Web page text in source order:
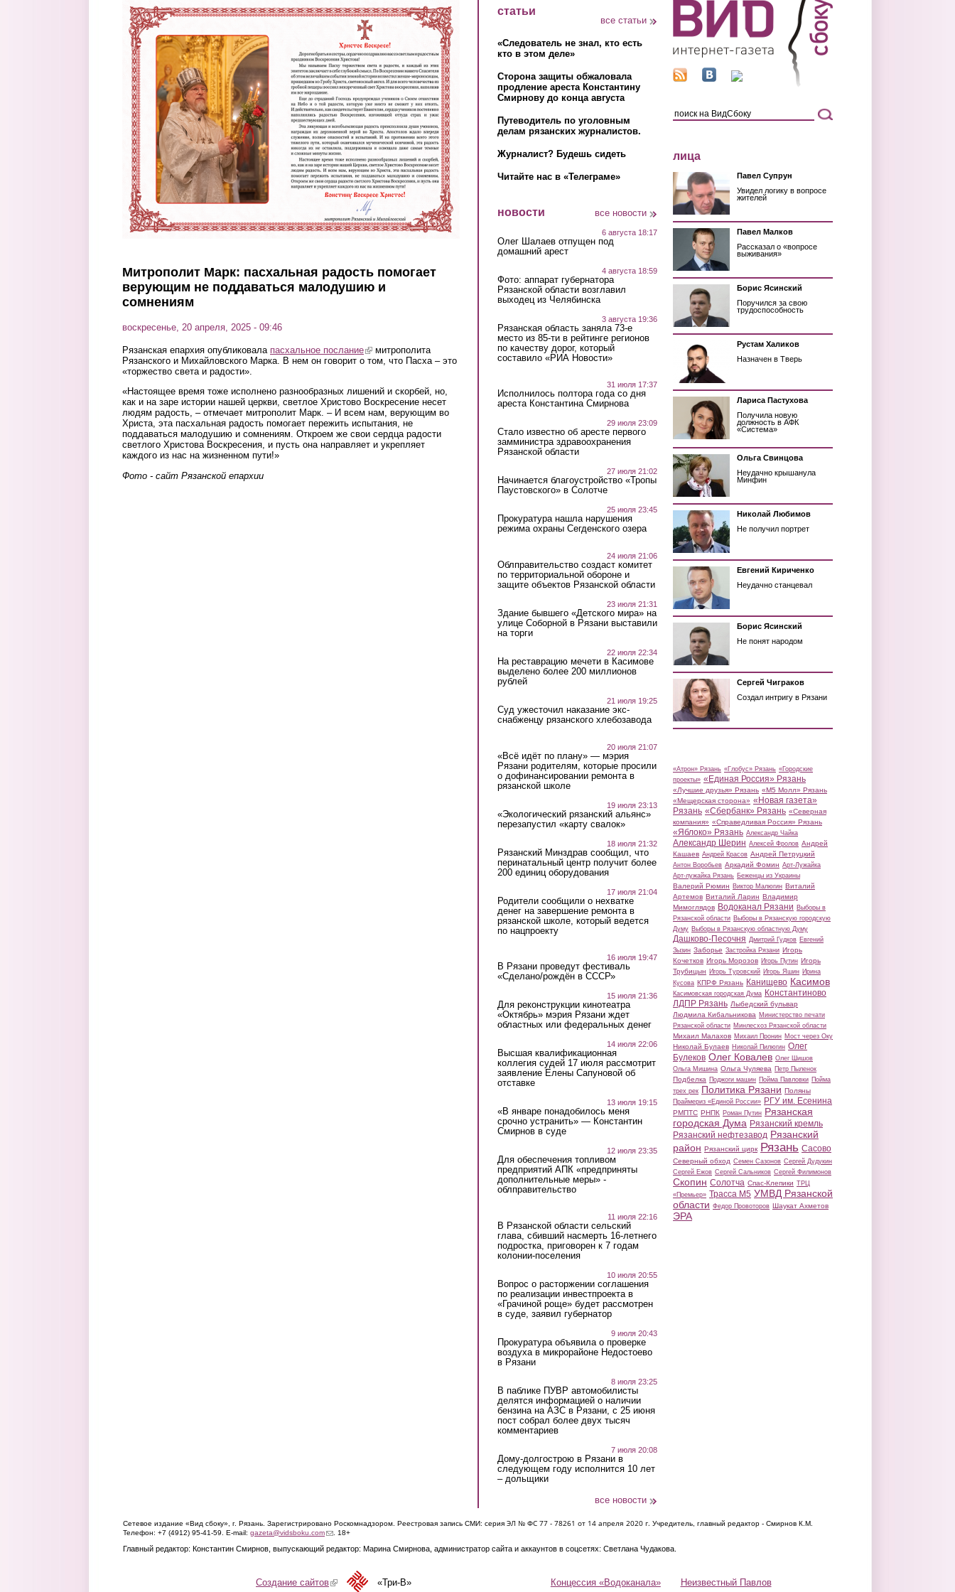
Перейти к основному содержанию
Митрополит Марк: пасхальная радость помогает
верующим не поддаваться малодушию и
сомнениям
воскресенье, 20 апреля, 2025 - 09:46
Рязанская епархия опубликовала пасхальное послание(link is external)
митрополита
Рязанского и Михайловского Марка. В нем он говорит о том, что Пасха – это
«торжество света и радости».
«Настоящее время тоже исполнено разнообразных лишений и скорбей, но,
как и на заре истории нашей церкви, светлое Христово Воскресение несет
людям радость, – отмечает митрополит Марк. – И всем нам, верующим во
Христа, эта пасхальная радость помогает пережить испытания, не
поддаваться малодушию и сомнениям. Откроем же свои сердца радости
светлого Христова Воскресения, и пусть она направляет и укрепляет
каждого из нас на жизненном пути!»
Фото - сайт Рязанской епархии
статьи
все статьи
«Следователь не знал, кто есть
кто в этом деле»
Сторона защиты обжаловала
продление ареста Константину
Смирнову до конца августа
Путеводитель по уголовным
делам рязанских журналистов.
Журналист? Будешь сидеть
Читайте нас в «Телеграме»
новости все новости
6 августа 18:17
Олег Шалаев отпущен под
домашний арест
4 августа 18:59
Фото: аппарат губернатора
Рязанской области возглавил
выходец из Челябинска
3 августа 19:36
Рязанская область заняла 73-е
место из 85-ти в рейтинге регионов
по качеству дорог, который
составило «РИА Новости»
31 июля 17:37
Исполнилось полтора года со дня
ареста Константина Смирнова
29 июля 23:09
Стало известно об аресте первого
замминистра здравоохранения
Рязанской области
27 июля 21:02
Начинается благоустройство «Тропы
Паустовского» в Солотче
25 июля 23:45
Прокуратура нашла нарушения
режима охраны Сегденского озера
24 июля 21:06
Облправительство создаст комитет
по территориальной обороне и
защите объектов Рязанской области
23 июля 21:31
Здание бывшего «Детского мира» на
улице Соборной в Рязани выставили
на торги
22 июля 22:34
На реставрацию мечети в Касимове
выделено более 200 миллионов
рублей
21 июля 19:25
Суд ужесточил наказание экс-
снабженцу рязанского хлебозавода
20 июля 21:07
«Всё идёт по плану» — мэрия
Рязани родителям, которые просили
о дофинансировании ремонта в
рязанской школе
19 июля 23:13
«Экологический рязанский альянс»
перезапустил «карту свалок»
18 июля 21:32
Рязанский Минздрав сообщил, что
перинатальный центр получит более
200 единиц оборудования
17 июля 21:04
Родители сообщили о нехватке
денег на завершение ремонта в
рязанской школе, который ведется
по нацпроекту
16 июля 19:47
В Рязани проведут фестиваль
«Сделано/рождён в СССР»
15 июля 21:36
Для реконструкции кинотеатра
«Октябрь» мэрия Рязани ждет
областных или федеральных денег
14 июля 22:06
Высшая квалификационная
коллегия судей 17 июля рассмотрит
заявление Елены Сапуновой об
отставке
13 июля 19:15
«В январе понадобилось меня
срочно устранить» — Константин
Смирнов в суде
12 июля 23:35
Для обеспечения топливом
предприятий АПК «предприняты
дополнительные меры» -
облправительство
11 июля 22:16
В Рязанской области сельский
глава, сбивший насмерть 16-летнего
подростка, приговорен к 7 годам
колонии-поселения
10 июля 20:55
Вопрос о расторжении соглашения
по реализации инвестпроекта в
«Грачиной роще» будет рассмотрен
в суде, заявил губернатор
9 июля 20:43
Прокуратура объявила о проверке
воздуха в микрорайоне Недостоево
в Рязани
8 июля 23:25
В паблике ПУВР автомобилисты
делятся информацией о наличии
бензина на АЗС в Рязани, с 25 июня
пост собрал более двух тысяч
комментариев
7 июля 20:08
Дому-долгострою в Рязани в
следующем году исполнится 10 лет
– дольщики
все новости
лица
Павел Супрун
Увидел логику в вопросе
жителей
Павел Малков
Рассказал о «вопросе
выживания»
Борис Ясинский
Поручился за свою
трудоспособность
Рустам Халиков
Назначен в Тверь
Лариса Пастухова
Получила новую
должность в АФК
«Система»
Ольга Свинцова
Неудачно крышанула
Минфин
Николай Любимов
Не получил портрет
Евгений Кириченко
Неудачно станцевал
Борис Ясинский
Не понят народом
Сергей Чиграков
Создал интригу в Рязани
«Атрон» Рязань «Глобус» Рязань «Городские
проекты» «Единая Россия» Рязань
«Лучшие друзья» Рязань «М5 Молл» Рязань
«Мещерская сторона» «Новая газета»
Рязань «Сбербанк» Рязань «Северная
компания» «Справедливая Россия» Рязань
«Яблоко» Рязань Александр Чайка
Александр Шерин Алексей Фролов Андрей
Кашаев Андрей Красов Андрей Петруцкий
Антон Воробьев Аркадий Фомин Арт-Лужайка
Арт-лужайка Рязань Беженцы из Украины
Валерий Рюмин Виктор Малюгин Виталий
Артемов Виталий Ларин Владимир
Мимоглядов Водоканал Рязани Выборы в
Рязанской области Выборы в Рязанскую городскую
Думу Выборы в Рязанскую областную Думу
Дашково-Песочня Дмитрий Гудков Евгений
Зызин Заборье Застройка Рязани Игорь
Кочетков Игорь Морозов Игорь Путин Игорь
Трубицын Игорь Туровский Игорь Яшин Ирина
Кусова КПРФ Рязань Канищево Касимов
Касимовская городская Дума Константиново
ЛДПР Рязань Лыбедский бульвар
Людмила Кибальникова Министерство печати
Рязанской области Минлесхоз Рязанской области
Михаил Малахов Михаил Пронин Мост через Оку
Николай Булаев Николай Пилюгин Олег
Булеков Олег Ковалев Олег Шишов
Ольга Мишина Ольга Чуляева Петр Пыленок
Подбелка Поджоги машин Пойма Павловки Пойма
трех рек Политика Рязани Поляны
Праймериз «Единой России» РГУ им. Есенина
РМПТС РНПК Роман Путин Рязанская
городская Дума Рязанский кремль
Рязанский нефтезавод Рязанский
район Рязанский цирк Рязань Сасово
Северный обход Семен Сазонов Сергей Дудукин
Сергей Ежов Сергей Сальников Сергей Филимонов
Скопин Солотча Спас-Клепики ТРЦ
«Премьер» Трасса М5 УМВД Рязанской
области Федор Провоторов Шаукат Ахметов
ЭРА
Сетевое издание «Вид сбоку», г. Рязань. Зарегистрировано Роскомнадзором. Реестровая запись СМИ: серия ЭЛ № ФС 77 - 78261 от 14 апреля 2020 г. Учредитель, главный редактор - Смирнов К.М.
Телефон: +7 (4912) 95-41-59. E-mail: gazeta@vidsboku.com(link sends e-mail)
. 18+
Главный редактор: Константин Смирнов, выпускающий редактор: Марина Смирнова, администратор сайта и аккаунтов в соцсетях: Светлана Чудакова.
Концессия «Водоканала» Неизвестный Павлов
Создание сайтов(link is external)«Три-В»